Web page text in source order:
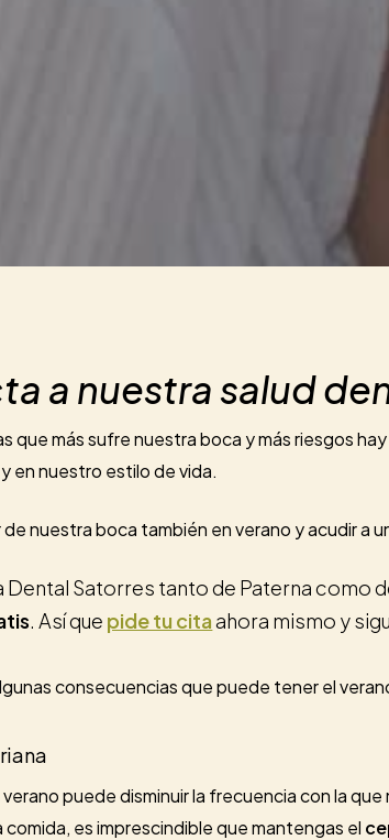
a nuestra salud
que más sufre nuestra boca y más riesgos
en nuestro estilo de vida.
nuestra boca también en verano y acudir a
Dental Satorres tanto de Paterna como
. Así que pide tu citaahora mismo y
consecuencias que puede tener el
puede disminuir la frecuencia con la
es imprescindible que mantengas el